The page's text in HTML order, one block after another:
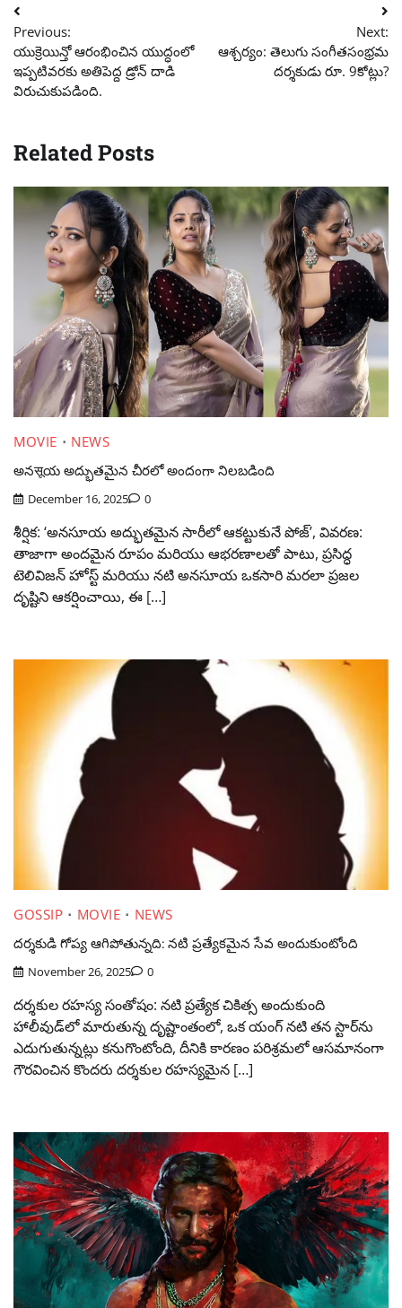
Post
navigation
Previous:
యుక్రెయిన్తో ఆరంభించిన యుద్ధంలో
ఇప్పటివరకు అతిపెద్ద డ్రోన్ దాడి
విరుచుకుపడింది.
Next:
ఆశ్చర్యం: తెలుగు సంగీతసంభ్రమ
దర్శకుడు రూ. 9కోట్లు?
Related Posts
MOVIE
NEWS
అనसूయ అద్భుతమైన చీరలో అందంగా నిలబడింది
December 16, 2025 0
శీర్షిక: ‘అనసూయ అద్భుతమైన సారీలో ఆకట్టుకునే పోజ్’, వివరణ:
తాజాగా అందమైన రూపం మరియు ఆభరణాలతో పాటు, ప్రసిద్ధ
టెలివిజన్ హోస్ట్ మరియు నటి అనసూయ ఒకసారి మరలా ప్రజల
దృష్టిని ఆకర్షించాయి, ఈ […]
GOSSIP MOVIE
NEWS
దర్శకుడి గోప్య ఆగిపోతున్నది: నటి ప్రత్యేకమైన సేవ అందుకుంటోంది
November 26, 2025 0
దర్శకుల రహస్య సంతోషం: నటి ప్రత్యేక చికిత్స అందుకుంది
హాలీవుడ్‌లో మారుతున్న దృష్టాంతంలో, ఒక యంగ్ నటి తన స్టార్‌ను
ఎదుగుతున్నట్లు కనుగొంటోంది, దీనికి కారణం పరిశ్రమలో ఆసమానంగా
గౌరవించిన కొందరు దర్శకుల రహస్యమైన […]